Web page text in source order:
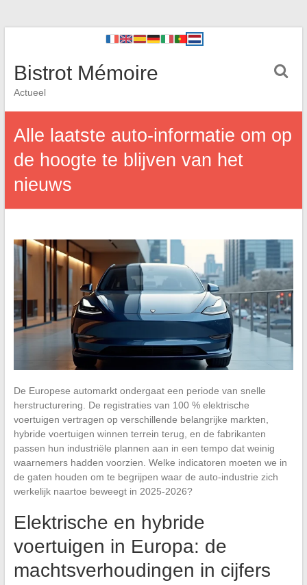
Bistrot Mémoire
Actueel
Alle laatste auto-informatie om op
de hoogte te blijven van het
nieuws
De Europese automarkt ondergaat een periode van snelle
herstructurering. De registraties van 100 % elektrische
voertuigen vertragen op verschillende belangrijke markten,
hybride voertuigen winnen terrein terug, en de fabrikanten
passen hun industriële plannen aan in een tempo dat weinig
waarnemers hadden voorzien. Welke indicatoren moeten we in
de gaten houden om te begrijpen waar de auto-industrie zich
werkelijk naartoe beweegt in 2025-2026?
Elektrische en hybride
voertuigen in Europa: de
machtsverhoudingen in cijfers